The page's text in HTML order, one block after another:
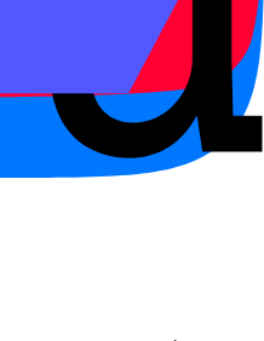
без 比
что A не достигает
HSK
·